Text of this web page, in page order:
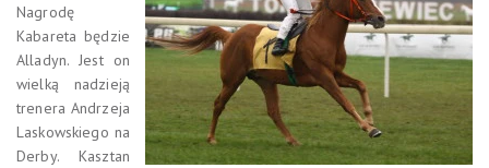
Nagrodę
Kabareta będzie
Alladyn. Jest on
wielką nadzieją
trenera Andrzeja
Laskowskiego na
Derby. Kasztan